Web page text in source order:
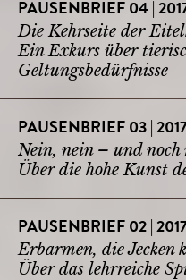
PAUSENBRIEF 04 |
Die Kehrseite der
Ein Exkurs über
Geltungsbedürfnisse
PAUSENBRIEF 03 |
Nein, nein – und
Über die hohe Kunst
PAUSENBRIEF 02 |
Erbarmen, die Jecken
Über das lehrreiche